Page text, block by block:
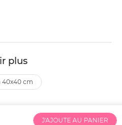
plus
40x40 cm
J'AJOUTE AU PANIER